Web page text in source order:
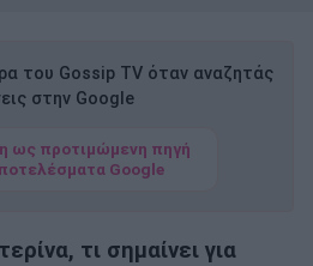
του Gossip TV όταν αναζητάς
στην Google
ως προτιμώμενη πηγή
Google
τι σημαίνει για